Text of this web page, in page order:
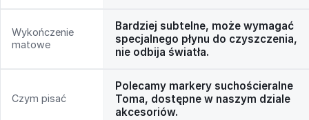
Wykończenie
matowe
Bardziej subtelne, może wymagać
specjalnego płynu do czyszczenia,
nie odbija światła.
Czym pisać
Polecamy markery suchościeralne
Toma, dostępne w naszym dziale
akcesoriów.